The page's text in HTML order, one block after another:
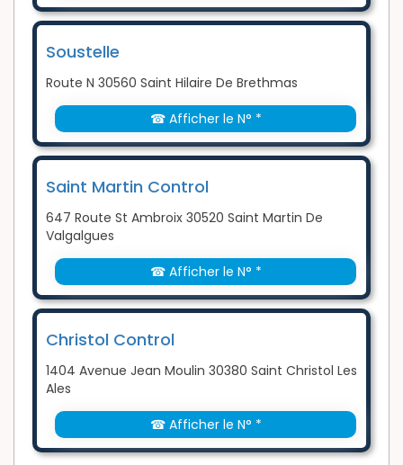
Soustelle
Route N 30560 Saint Hilaire De Brethmas
☎ Afficher le N° *
Saint Martin Control
647 Route St Ambroix 30520 Saint Martin De
Valgalgues
☎ Afficher le N° *
Christol Control
1404 Avenue Jean Moulin 30380 Saint Christol Les
Ales
☎ Afficher le N° *